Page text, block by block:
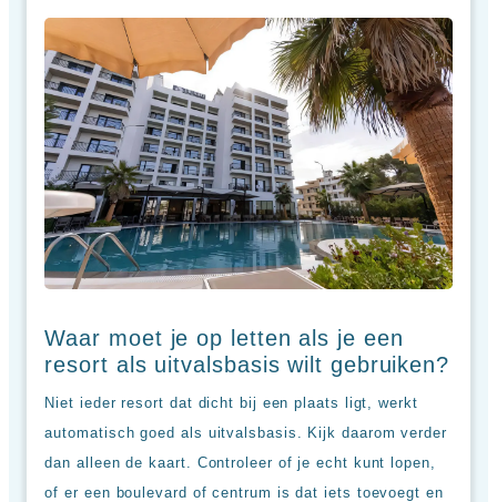
Waar moet je op letten als je een
resort als uitvalsbasis wilt gebruiken?
Niet ieder resort dat dicht bij een plaats ligt, werkt
automatisch goed als uitvalsbasis. Kijk daarom verder
dan alleen de kaart. Controleer of je echt kunt lopen,
of er een boulevard of centrum is dat iets toevoegt en